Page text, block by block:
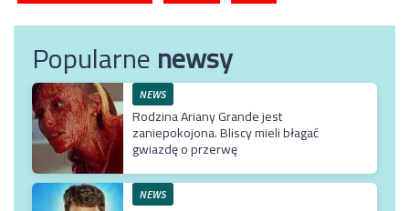
Popularnenewsy
NEWS
Rodzina Ariany Grande jest
zaniepokojona. Bliscy mieli błagać
gwiazdę o przerwę
NEWS